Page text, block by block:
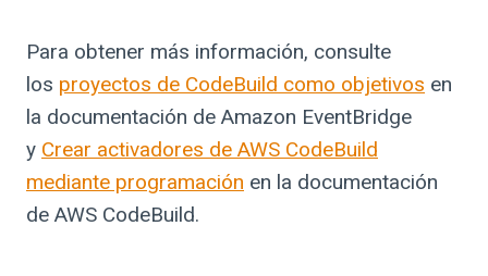
Para obtener más información, consulte
los proyectos de CodeBuild como objetivos en
la documentación de Amazon EventBridge
y Crear activadores de AWS CodeBuild
mediante programación en la documentación
de AWS CodeBuild.